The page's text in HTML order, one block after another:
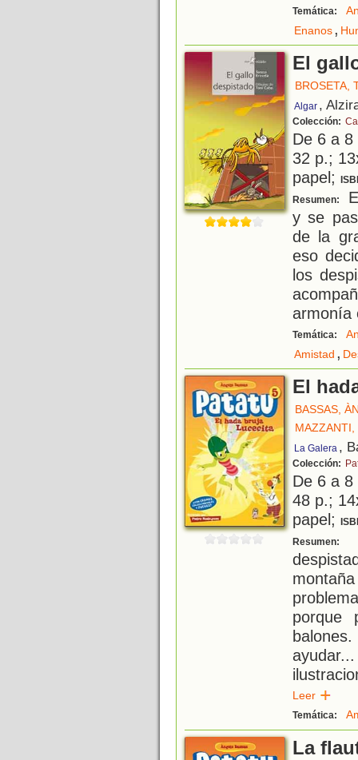
Temática:
Enanos,
El
BROSETA,
Algar ,
Colección:
De 6 a
32 p.;
papel;
Resumen:
y se
de la
eso
los
armonía
Temática:
Amistad ,
El
BASSAS,
MAZZANTI,
La Galera ,
Colección:
De 6 a
48 p.;
papel;
Resumen:
porque
Leer
Temática:
La